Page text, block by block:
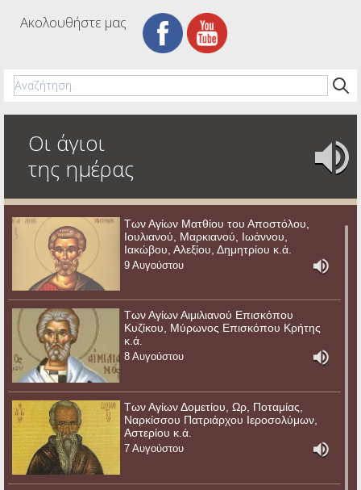
Ακολουθήστε μας
Οι άγιοι
της ημέρας
Των Αγίων Ματθίου του Αποστόλου,
Ιουλιανού, Μαρκιανού, Ιωάννου,
Ιακώβου, Αλεξίου, Δημητρίου κ.ά.
9 Αυγούστου
Των Αγίων Αιμιλιανού Επισκόπου
Κυζίκου, Μύρωνος Επισκόπου Κρήτης
κ.ά.
8 Αυγούστου
Των Αγίων Δομετίου, Ωρ, Ποταμίας,
Ναρκίσσου Πατριάρχου Ιεροσολύμων,
Αστερίου κ.ά.
7 Αυγούστου